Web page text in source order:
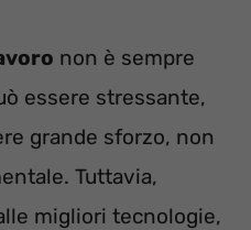
non è sempre
essere stressante,
grande sforzo, non
Tuttavia,
migliori tecnologie,